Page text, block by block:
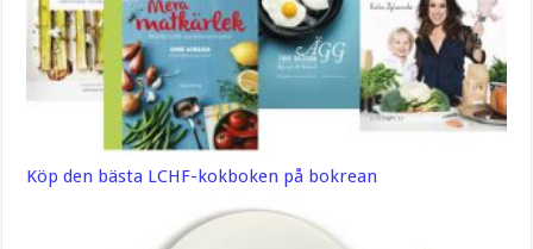
Köp den bästa LCHF-kokboken på bokrean